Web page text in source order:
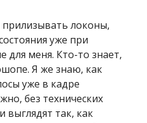
локоны,
уже при
для меня. Кто-то знает,
Я же знаю, как
уже в кадре
без технических
так, как